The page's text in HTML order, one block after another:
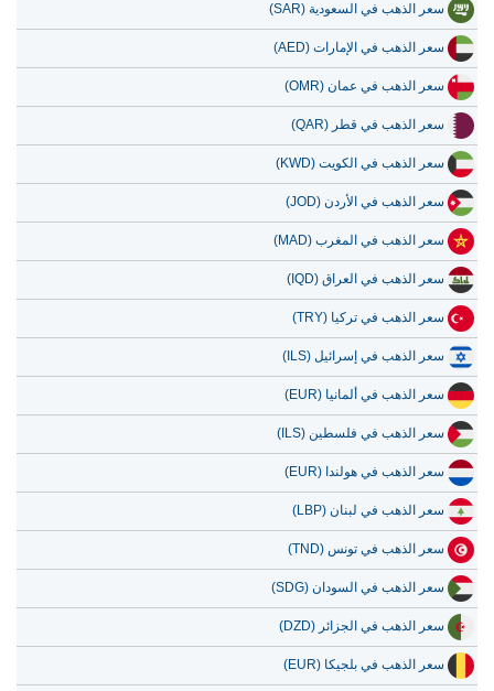
سعر الذهب في السعودية (SAR)
سعر الذهب في الإمارات (AED)
سعر الذهب في عمان (OMR)
سعر الذهب في قطر (QAR)
سعر الذهب في الكويت (KWD)
سعر الذهب في الأردن (JOD)
سعر الذهب في المغرب (MAD)
سعر الذهب في العراق (IQD)
سعر الذهب في تركيا (TRY)
سعر الذهب في إسرائيل (ILS)
سعر الذهب في ألمانيا (EUR)
سعر الذهب في فلسطين (ILS)
سعر الذهب في هولندا (EUR)
سعر الذهب في لبنان (LBP)
سعر الذهب في تونس (TND)
سعر الذهب في السودان (SDG)
سعر الذهب في الجزائر (DZD)
سعر الذهب في بلجيكا (EUR)